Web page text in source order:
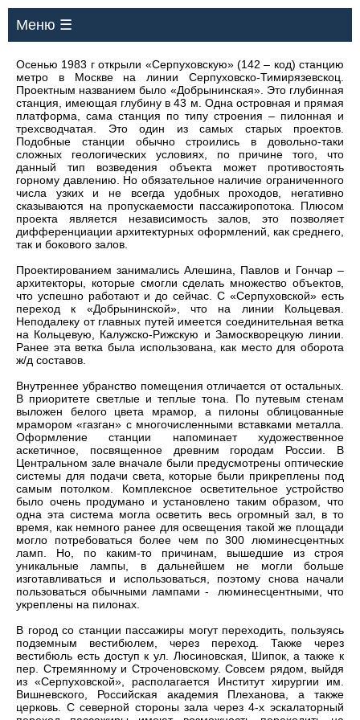
Меню ☰
Осенью 1983 г открыли «Серпуховскую» (142 – код) станцию
метро в Москве на линии Серпуховско-Тимирязевскоц.
Проектным названием было «Добрынинская». Это глубинная
станция, имеющая глубину в 43 м. Одна островная и прямая
платформа, сама станция по типу строения – пилонная и
трехсводчатая. Это один из самых старых проектов.
Подобные станции обычно строились в довольно-таки
сложных геологических условиях, по причине того, что
данный тип возведения объекта может противостоять
горному давлению. Но обязательное наличие ограниченного
числа узких и не всегда удобных проходов, негативно
сказываются на пропускаемости пассажиропотока. Плюсом
проекта является независимость залов, это позволяет
дифференциации архитектурных оформлений, как среднего,
так и бокового залов.
Проектированием занимались Алешина, Павлов и Гончар –
архитекторы, которые смогли сделать множество объектов,
что успешно работают и до сейчас. С «Серпуховской» есть
переход к «Добрынинской», что на линии Кольцевая.
Неподалеку от главных путей имеется соединительная ветка
на Кольцевую, Калужско-Рижскую и Замоскворецкую линии.
Ранее эта ветка была использована, как место для оборота
ж/д составов.
Внутреннее убранство помещения отличается от остальных.
В приоритете светлые и теплые тона. По путевым стенам
выложен белого цвета мрамор, а пилоны облицованные
мрамором «газган» с многочисленными вставками металла.
Оформление станции напоминает художественное
аскетичное, посвященное древним городам России. В
Центральном зале вначале были предусмотрены оптические
системы для подачи света, которые были прикреплены под
самым потолком. Комплексное осветительное устройство
было очень продумано и установлено таким образом, что
одна эта система могла осветить весь огромный зал, в то
время, как немного ранее для освещения такой же площади
могло потребоваться более чем по 300 люминесцентных
ламп. Но, по каким-то причинам, вышедшие из строя
уникальные лампы, в дальнейшем не могли больше
изготавливаться и использоваться, поэтому снова начали
пользоваться обычными лампами - люминесцентными, что
укреплены на пилонах.
В город со станции пассажиры могут переходить, пользуясь
подземным вестибюлем, через переход. Также через
вестибюль есть доступ к ул. Люсиновская, Шипок, а также к
пер. Стремянному и Строченовскому. Совсем рядом, выйдя
из «Серпуховской», располагается Институт хирургии им.
Вишневского, Российская академия Плеханова, а также
церковь. С северной стороны зала через 4-х эскалаторный